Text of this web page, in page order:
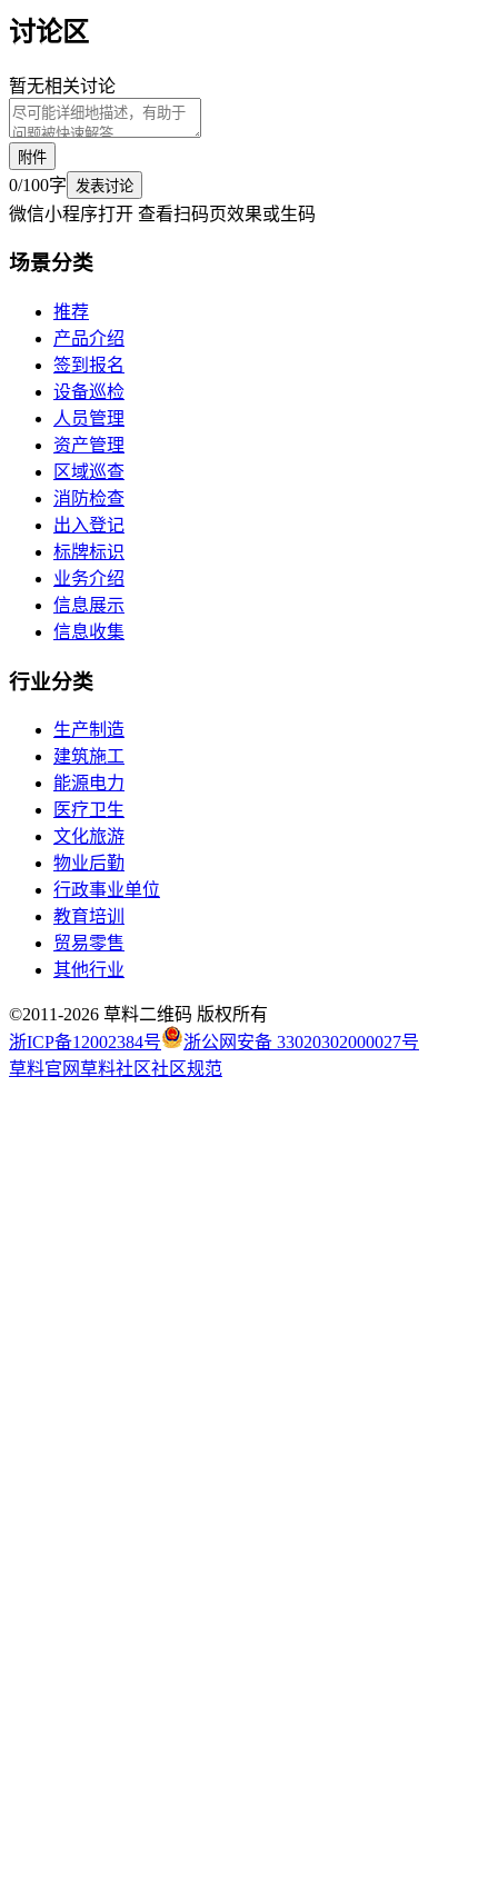
讨论区
暂无相关讨论
附件
0/100字 发表讨论
微信小程序打开 查看扫码页效果或生码
场景分类
推荐
产品介绍
签到报名
设备巡检
人员管理
资产管理
区域巡查
消防检查
出入登记
标牌标识
业务介绍
信息展示
信息收集
行业分类
生产制造
建筑施工
能源电力
医疗卫生
文化旅游
物业后勤
行政事业单位
教育培训
贸易零售
其他行业
©2011-2026 草料二维码 版权所有
浙ICP备12002384号
浙公网安备 33020302000027号
草料官网草料社区社区规范